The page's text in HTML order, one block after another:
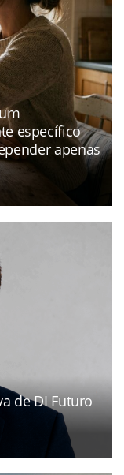
específico
apenas
de DI Futuro